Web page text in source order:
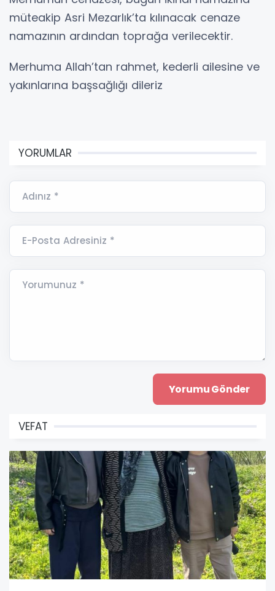
müteakip Asri Mezarlık’ta kılınacak cenaze
namazının ardından toprağa verilecektir.
Merhuma Allah’tan rahmet, kederli ailesine ve
yakınlarına başsağlığı dileriz
YORUMLAR
Adınız *
E-Posta Adresiniz *
Yorumunuz *
VEFAT